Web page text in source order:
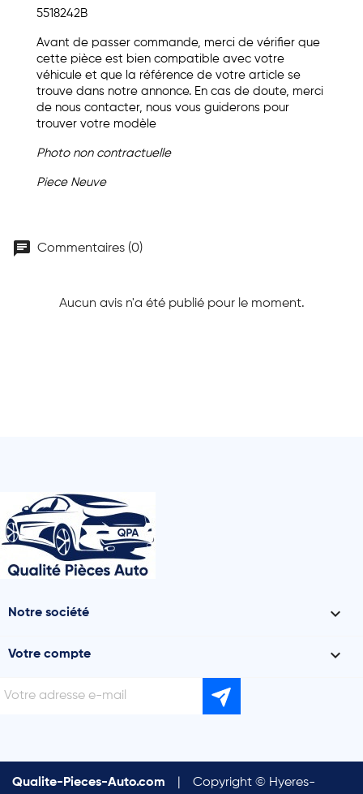
5518242B
Avant de passer commande, merci de vérifier que
cette pièce est bien compatible avec votre
véhicule et que la référence de votre article se
trouve dans notre annonce. En cas de doute, merci
de nous contacter, nous vous guiderons pour
trouver votre modèle
Photo non contractuelle
Piece Neuve
chat Commentaires (0)
Aucun avis n'a été publié pour le moment.
Notre société 
Votre compte 
Qualite-Pieces-Auto.com Copyright © Hyeres-